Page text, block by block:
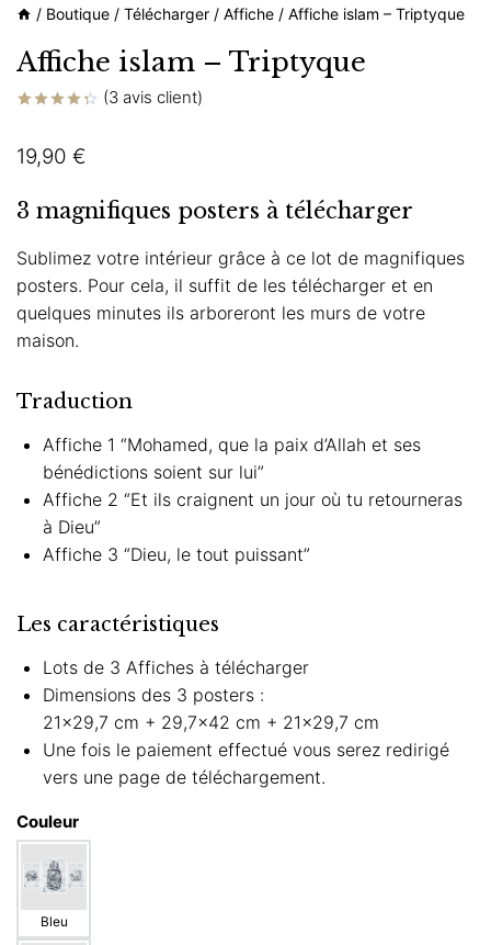
/ Boutique / Télécharger / Affiche / Affiche islam – Triptyque
Affiche islam – Triptyque
5 basé
client
(3 avis client)
19,90 €
3 magnifiques posters à télécharger
Sublimez votre intérieur grâce à ce lot de magnifiques
posters. Pour cela, il suffit de les télécharger et en
quelques minutes ils arboreront les murs de votre
maison.
Traduction
Affiche 1 “Mohamed, que la paix d’Allah et ses
bénédictions soient sur lui”
Affiche 2 “Et ils craignent un jour où tu retourneras
à Dieu”
Affiche 3 “Dieu, le tout puissant”
Les caractéristiques
Lots de 3 Affiches à télécharger
Dimensions des 3 posters :
21×29,7 cm + 29,7×42 cm + 21×29,7 cm
Une fois le paiement effectué vous serez redirigé
vers une page de téléchargement.
Couleur
Bleu